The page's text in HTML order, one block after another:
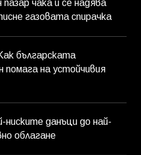
пазар чака и се надява
газовата спирачка
българската
на устойчивия
ниските данъци до най-
облагане